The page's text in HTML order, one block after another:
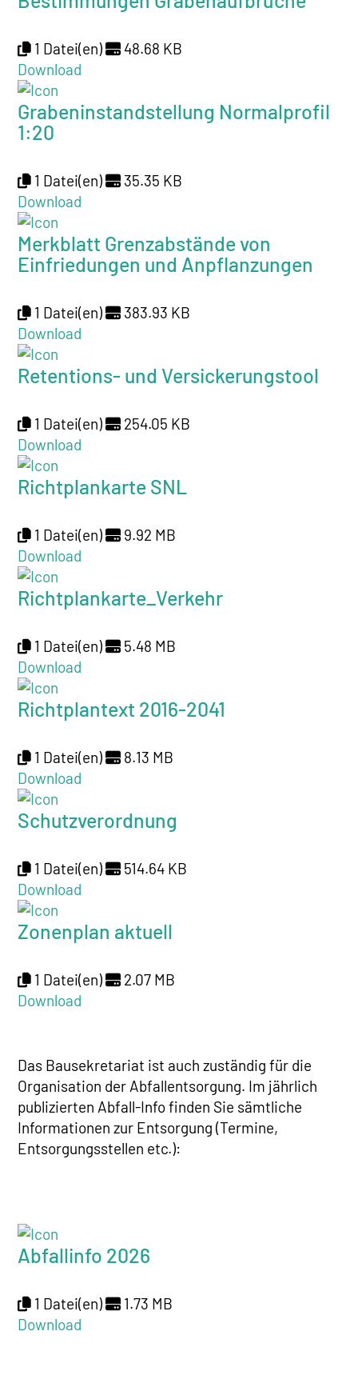
1 Datei(en)
48.68 KB
Download
Grabeninstandstellung Normalprofil
1:20
1 Datei(en)
35.35 KB
Download
Merkblatt Grenzabstände von
Einfriedungen und Anpflanzungen
1 Datei(en)
383.93 KB
Download
Retentions- und Versickerungstool
1 Datei(en)
254.05 KB
Download
Richtplankarte SNL
1 Datei(en)
9.92 MB
Download
Richtplankarte_Verkehr
1 Datei(en)
5.48 MB
Download
Richtplantext 2016-2041
1 Datei(en)
8.13 MB
Download
Schutzverordnung
1 Datei(en)
514.64 KB
Download
Zonenplan aktuell
1 Datei(en)
2.07 MB
Download
Das Bausekretariat ist auch zuständig für die
Organisation der Abfallentsorgung. Im jährlich
publizierten Abfall-Info finden Sie sämtliche
Informationen zur Entsorgung (Termine,
Entsorgungsstellen etc.):
Abfallinfo 2026
1 Datei(en)
1.73 MB
Download